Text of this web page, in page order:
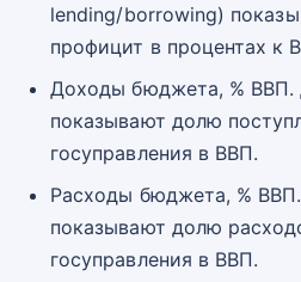
lending/borrowing)
профицит в процентах к
Доходы бюджета, %
показывают долю
госуправления в ВВП.
Расходы бюджета, %
показывают долю
госуправления в ВВП.